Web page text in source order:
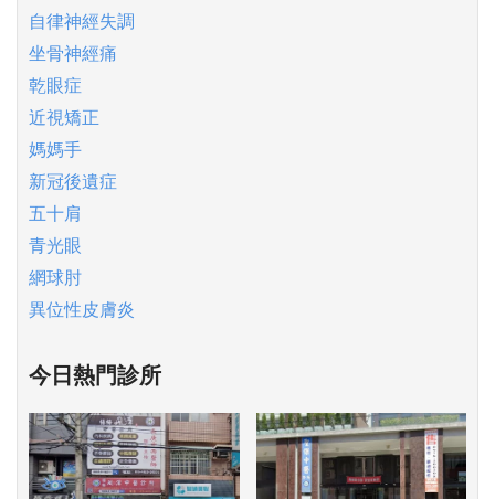
自律神經失調
坐骨神經痛
乾眼症
近視矯正
媽媽手
新冠後遺症
五十肩
青光眼
網球肘
異位性皮膚炎
今日熱門診所